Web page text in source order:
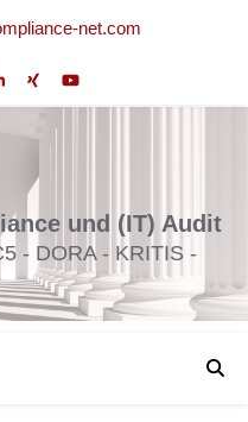
moc.t
en-ec
nailp
und (IT) Audit
- DORA - KRITIS -